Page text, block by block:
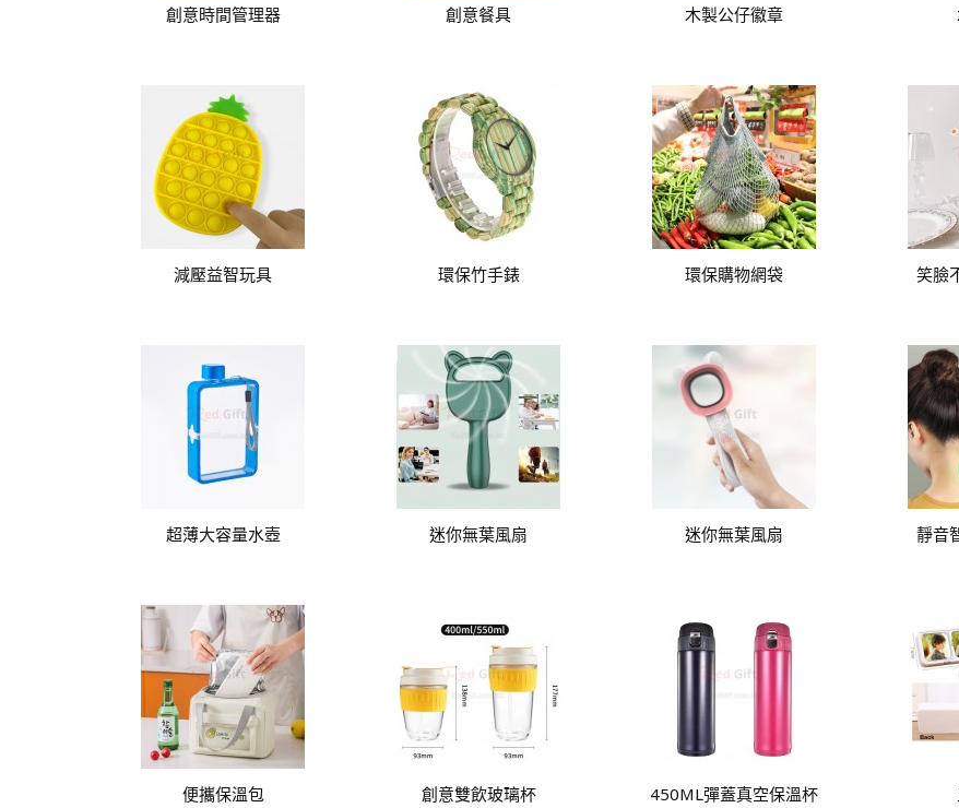
創意時間管理器 創意餐具 木製公仔徽章
減壓益智玩具 環保竹手錶 環保購物網袋 笑臉
超薄大容量水壺 迷你無葉風扇 迷你無葉風扇 靜音
便攜保溫包 創意雙飲玻璃杯 450ML彈蓋真空保溫杯